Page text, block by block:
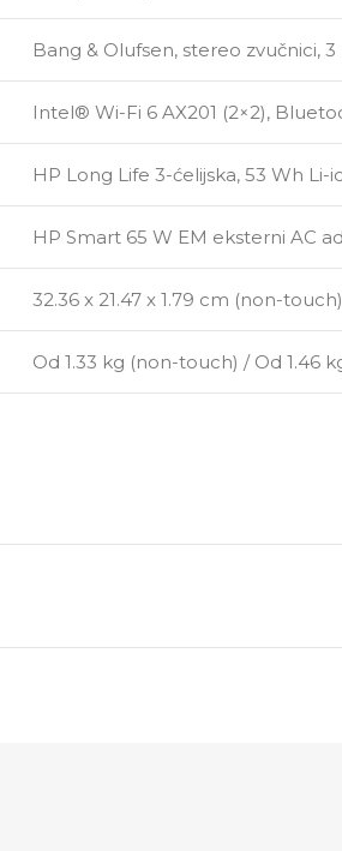
Bang & Olufsen, stereo zvučnici,
Intel® Wi-Fi 6 AX201 (2×2),
HP Long Life 3-ćelijska, 53 Wh Li-
HP Smart 65 W EM eksterni AC
32.36 x 21.47 x 1.79 cm (non-
Od 1.33 kg (non-touch) / Od 1.46